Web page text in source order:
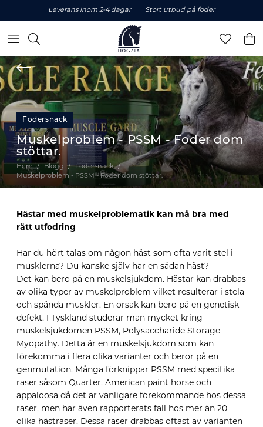
Leverans inom 2-4 dagar Stort utbud på foder
Fodersnack
Muskelproblem - PSSM - Foder dom
stöttar.
Hem Blogg
Fodersnack
Muskelproblem - PSSM - Foder dom stöttar.
Hästar med muskelproblematik kan må bra med
rätt utfodring
Har du hört talas om någon häst som ofta varit stel i
musklerna? Du kanske själv har en sådan häst?
Det kan bero på en muskelsjukdom. Hästar kan drabbas
av olika typer av muskelproblem vilket resulterar i stela
och spända muskler. En orsak kan bero på en genetisk
defekt. I Tyskland studerar man mycket kring
muskelsjukdomen PSSM, Polysaccharide Storage
Myopathy. Detta är en muskelsjukdom som kan
förekomma i flera olika varianter och beror på en
genmutation. Många förknippar PSSM med specifika
raser såsom Quarter, American paint horse och
appaloosa då det är vanligare förekommande hos dessa
raser, men har även rapporterats fall hos mer än 20
olika hästraser. Dessa raser drabbas oftast av varianten